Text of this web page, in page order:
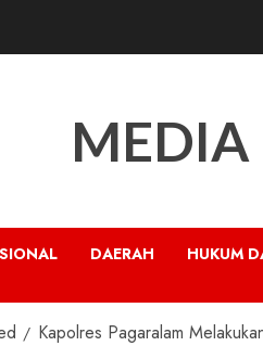
MEDIA
DAERAH HUKUM
Kapolres Pagaralam